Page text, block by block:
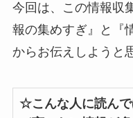
今回は、この情報収
報の集めすぎ』と『
からお伝えしようと
☆こんな人に読ん